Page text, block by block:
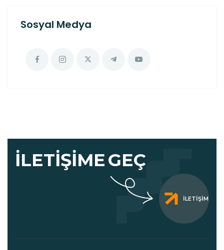
Sosyal Medya
İLETIŞIMEGEÇ
İLETIŞIM